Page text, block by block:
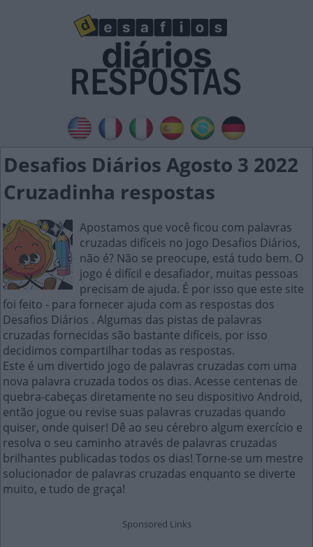
Desafios Diários Agosto 3 2022
Cruzadinha respostas
Apostamos que você ficou com palavras
cruzadas difíceis no jogo Desafios Diários,
não é? Não se preocupe, está tudo bem. O
jogo é difícil e desafiador, muitas pessoas
precisam de ajuda. É por isso que este site
foi feito - para fornecer ajuda com as respostas dos
Desafios Diários . Algumas das pistas de palavras
cruzadas fornecidas são bastante difíceis, por isso
decidimos compartilhar todas as respostas.
Este é um divertido jogo de palavras cruzadas com uma
nova palavra cruzada todos os dias. Acesse centenas de
quebra-cabeças diretamente no seu dispositivo Android,
então jogue ou revise suas palavras cruzadas quando
quiser, onde quiser! Dê ao seu cérebro algum exercício e
resolva o seu caminho através de palavras cruzadas
brilhantes publicadas todos os dias! Torne-se um mestre
solucionador de palavras cruzadas enquanto se diverte
muito, e tudo de graça!